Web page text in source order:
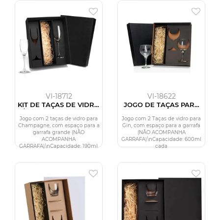
VI-18712
KIT DE TAÇAS DE VIDRO
P/ CHAMPAGNE 190 ML -
2 PÇS
Jogo com 2 taças de vidro para
Champagne, com espaço para a
garrafa grande (NÃO
ACOMPANHA
GARRAFA).\nCapacidade: 190ml.
VI-18622
JOGO DE TAÇAS PARA
GIN - 2 PÇS - 600ML
Jogo com 2 Taças de vidro para
Gin, com espaço para a garrafa
(NÃO ACOMPANHA
GARRAFA).\nCapacidade: 600ml
cada